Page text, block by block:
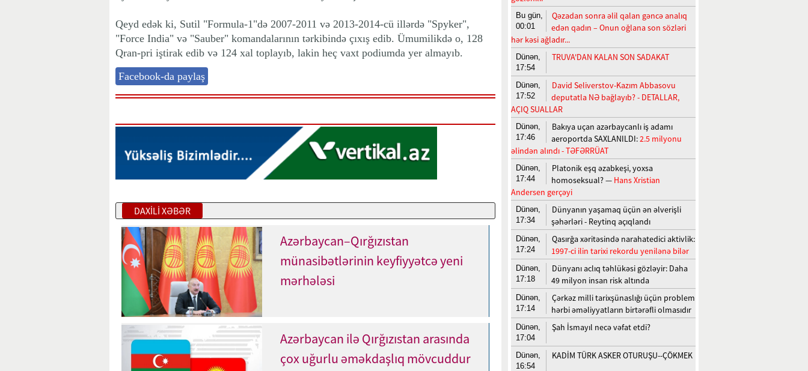
Qeyd edək ki, Sutil "Formula-1"də 2007-2011 və 2013-2014-cü illərdə "Spyker",
"Force India" və "Sauber" komandalarının tərkibində çıxış edib. Ümumilikdə o, 128
Qran-pri iştirak edib və 124 xal toplayıb, lakin heç vaxt podiumda yer almayıb.
Facebook-da paylaş
DAXİLİ XƏBƏR
Azərbaycan–Qırğızıstan
münasibətlərinin keyfiyyətcə yeni
mərhələsi
Azərbaycan ilə Qırğızıstan arasında
çox uğurlu əməkdaşlıq mövcuddur
Bu gün,
00:01
Qəzadan sonra əlil qalan gəncə analıq
edən qadın – Onun oğlana son sözləri
hər kəsi ağladır...
Dünən,
17:54
TRUVA'DAN KALAN SON SADAKAT
Dünən,
17:52
David Seliverstov-Kazım Abbasovu
deputatla NƏ bağlayıb? - DETALLAR,
AÇIQ SUALLAR
Dünən,
17:46
Bakıya uçan azərbaycanlı iş adamı
aeroportda SAXLANILDI:2.5 milyonu
əlindən alındı - TƏFƏRRÜAT
Dünən,
17:44
Platonik eşq əzabkeşi, yoxsa
homoseksual? — Hans Xristian
Andersen gerçəyi
Dünən,
17:34
Dünyanın yaşamaq üçün ən əlverişli
şəhərləri - Reytinq açıqlandı
Dünən,
17:24
Qasırğa xəritəsində narahatedici aktivlik:
1997-ci ilin tarixi rekordu yenilənə bilər
Dünən,
17:18
Dünyanı aclıq təhlükəsi gözləyir: Daha
49 milyon insan risk altında
Dünən,
17:14
Çərkəz milli tarixşünaslığı üçün problem
hərbi əməliyyatların birtərəfli olmasıdır
Dünən,
17:04
Şah İsmayıl necə vəfat etdi?
Dünən,
16:54
KADİM TÜRK ASKER OTURUŞU--ÇÖKMEK